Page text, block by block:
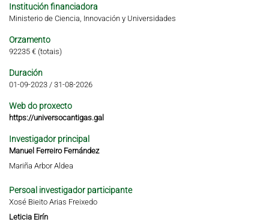
Institución financiadora
Ministerio de Ciencia, Innovación y Universidades
Orzamento
92235 € (totais)
Duración
01-09-2023 /31-08-2026
Web do proxecto
https://universocantigas.gal
Investigador principal
Manuel Ferreiro Fernández
Mariña Arbor Aldea
Persoal investigador participante
Xosé Bieito Arias Freixedo
Leticia Eirín